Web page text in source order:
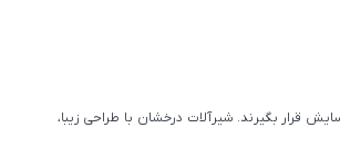
قرار بگیرند. شیرآلات درخشان با طراحی زیبا،